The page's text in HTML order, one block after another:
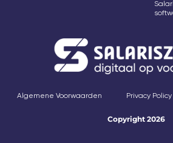
Algemene Voorwaarden Privacy Policy
Copyright 2026